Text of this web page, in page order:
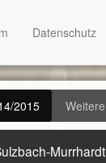
2015 Weitere
Murrhardt
Datenschutz